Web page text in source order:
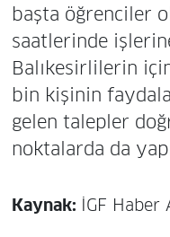
başta öğrenciler
saatlerinde
Balıkesirlilerin
bin kişinin
gelen talepler
noktalarda da
Kaynak: İGF Haber